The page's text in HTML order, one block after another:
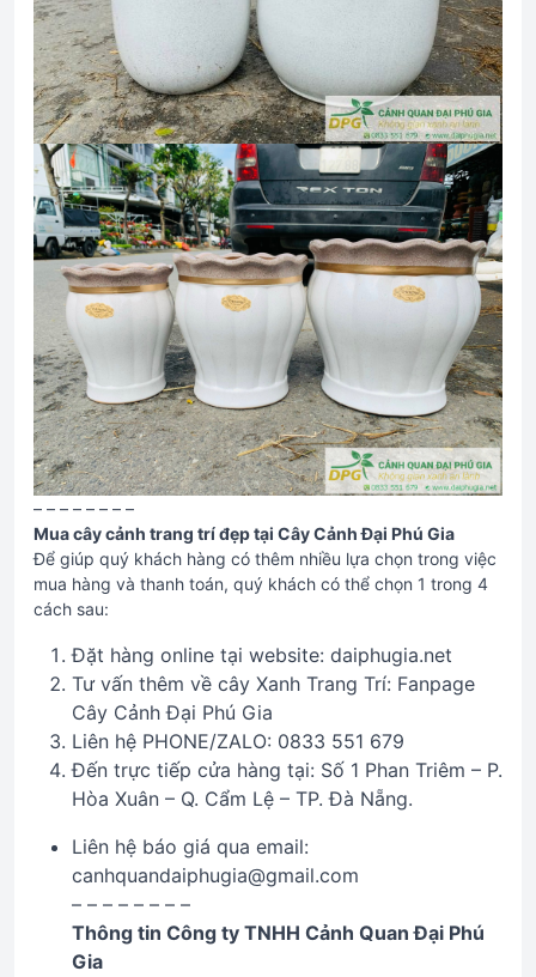
– – – – – – – –
Mua cây cảnh trang trí đẹp tại Cây Cảnh Đại Phú Gia
Để giúp quý khách hàng có thêm nhiều lựa chọn trong việc
mua hàng và thanh toán, quý khách có thể chọn 1 trong 4
cách sau:
Đặt hàng online tại website: daiphugia.net
Tư vấn thêm về cây Xanh Trang Trí: Fanpage
Cây Cảnh Đại Phú Gia
Liên hệ PHONE/ZALO: 0833 551 679
Đến trực tiếp cửa hàng tại: Số 1 Phan Triêm – P.
Hòa Xuân – Q. Cẩm Lệ – TP. Đà Nẵng.
Liên hệ báo giá qua email:
canhquandaiphugia@gmail.com
– – – – – – – –
Thông tin Công ty TNHH Cảnh Quan Đại Phú
Gia